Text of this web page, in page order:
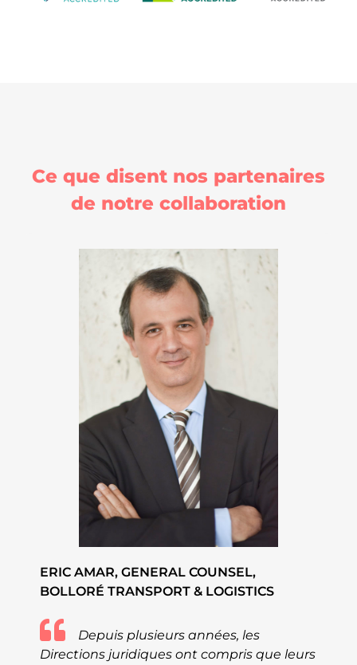
Ce que disent nos partenaires
de notre collaboration
ERIC AMAR, GENERAL COUNSEL,
BOLLORÉ TRANSPORT & LOGISTICS
Depuis plusieurs années, les
Directions juridiques ont compris que leurs